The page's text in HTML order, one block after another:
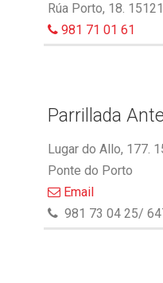
Rúa Porto, 18.
981 71 01 61
Parrillada
Lugar do Allo, 177.
Ponte do Porto
Email
981 73 04 25/